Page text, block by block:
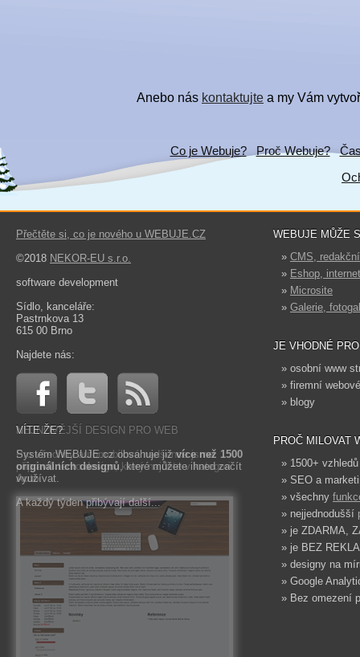
Anebo nás kontaktujte a my Vám
Co je Webuje? Proč Webuje?
Přečtěte si, co je nového u WEBUJE.CZ
©2018 NEKOR-EU s.r.o.
software development
Sídlo, kanceláře:
Pastrnkova 13
615 00 Brno
Najdete nás:
NEJNOVĚJŠÍ DESIGN PRO WEB
Pro všechny automobilové nadšence jsme
připravili tento design, který najdete v kategori
Auto.
VÍTE ŽE?
Systém WEBUJE.cz obsahuje jižvíce než 1500
originálních designů, které můžete ihned začít
využívat.
A každý týden přibývají další...
WEBUJE MŮŽE
» CMS,
» Eshop,
» Microsite
» Galerie,
JE VHODNÉ
» osobní www
» firemní
» blogy
PROČ MILOVAT
» 1500+
» SEO a
» všechny
» nejjednodušší
» je ZDARMA,
» je BEZ
» designy na
» Google
» Bez omezení